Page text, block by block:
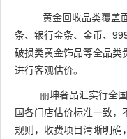
黄金回收品类覆盖面
条、银行金条、金币、
破损类黄金饰品等全品类
进行客观估价。
丽坤奢品汇实行全国
国各门店估价标准一致
规则，收费项目清晰明确